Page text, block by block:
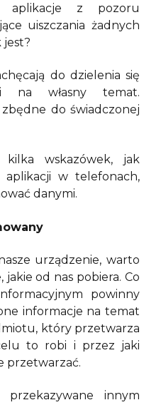
aplikacje z pozoru
uiszczania żadnych
jest?
do dzielenia się
na własny temat.
do świadczonej
kilka wskazówek, jak
aplikacji w telefonach,
danymi.
urządzenie, warto
od nas pobiera. Co
powinny
informacje na temat
który przetwarza
to robi i przez jaki
przetwarzać.
innym